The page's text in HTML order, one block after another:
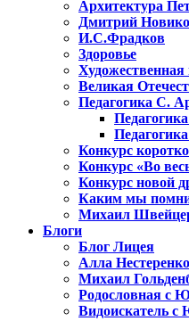
Архитектура
Дмитрий
И.С.Фрадков
Здоровье
Великая
Педагогика С.
Конкурс
Конкурс «Во
Конкурс новой
Каким мы
Михаил
Блоги
Блог Лицея
Алла Нестеренко
Михаил
Родословная с
Видоискатель